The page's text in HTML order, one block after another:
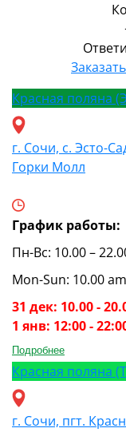
Красная поляна
г. Сочи, с. Эсто-
Горки Молл
График работы:
Пн-Вс: 10.00 –
Mon-Sun: 10.00
31 дек: 10.00 -
1 янв: 12:00 -
Подробнее
Красная поляна
г. Сочи, пгт.